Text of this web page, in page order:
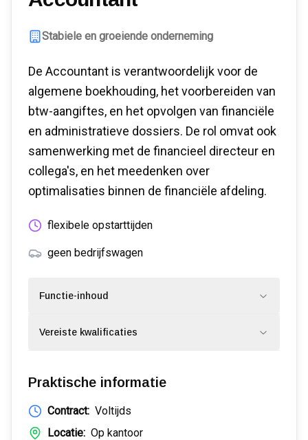
Stabiele en groeiende onderneming
De Accountant is verantwoordelijk voor de
algemene boekhouding, het voorbereiden van
btw-aangiftes, en het opvolgen van financiële
en administratieve dossiers. De rol omvat ook
samenwerking met de financieel directeur en
collega's, en het meedenken over
optimalisaties binnen de financiële afdeling.
flexibele opstarttijden
geen bedrijfswagen
Functie-inhoud
Vereiste kwalificaties
Praktische informatie
Contract: Voltijds
Locatie: Op kantoor